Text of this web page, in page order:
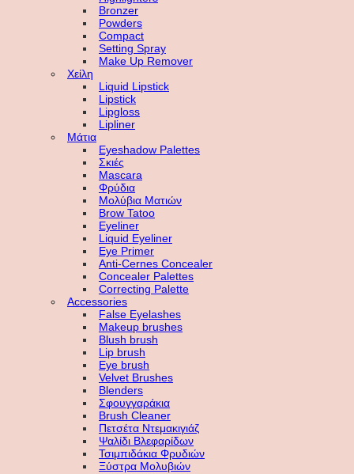
Bronzer
Powders
Compact
Setting Spray
Make Up Remover
Χείλη
Liquid Lipstick
Lipstick
Lipgloss
Lipliner
Μάτια
Eyeshadow Palettes
Σκιές
Mascara
Φρύδια
Μολύβια Ματιών
Brow Tatoo
Eyeliner
Liquid Eyeliner
Eye Primer
Anti-Cernes Concealer
Concealer Palettes
Correcting Palette
Accessories
False Eyelashes
Makeup brushes
Blush brush
Lip brush
Eye brush
Velvet Brushes
Blenders
Σφουγγαράκια
Brush Cleaner
Πετσέτα Ντεμακιγιάζ
Ψαλίδι Βλεφαρίδων
Τσιμπιδάκια Φρυδιών
Ξύστρα Μολυβιών